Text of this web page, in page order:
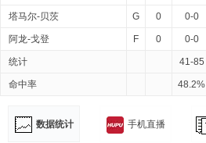
塔马尔-贝茨 G 0 0-0
阿龙-戈登 F 0 0-0
统计 41-85
命中率 48.2%
数据统计 手机直播